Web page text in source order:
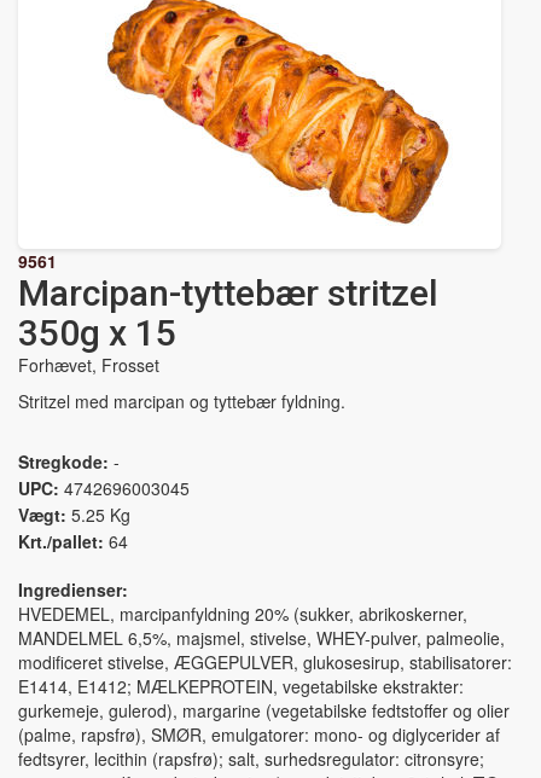
9561
Marcipan-tyttebær stritzel
350g x 15
Forhævet, Frosset
Stritzel med marcipan og tyttebær fyldning.
Stregkode: -
UPC: 4742696003045
Vægt: 5.25 Kg
Krt./pallet: 64
Ingredienser:
HVEDEMEL, marcipanfyldning 20% (sukker, abrikoskerner,
MANDELMEL 6,5%, majsmel, stivelse, WHEY-pulver, palmeolie,
modificeret stivelse, ÆGGEPULVER, glukosesirup, stabilisatorer:
E1414, E1412; MÆLKEPROTEIN, vegetabilske ekstrakter:
gurkemeje, gulerod), margarine (vegetabilske fedtstoffer og olier
(palme, rapsfrø), SMØR, emulgatorer: mono- og diglycerider af
fedtsyrer, lecithin (rapsfrø); salt, surhedsregulator: citronsyre;